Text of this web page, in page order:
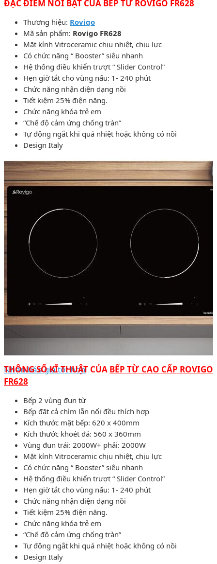
ĐẶC ĐIỂM NỔI BẬT CỦA BẾP TỪ ROVIGO FR628
Thương hiệu: Rovigo
Mã sản phẩm: Rovigo FR628
Mặt kính Vitroceramic chịu nhiệt, chịu lực
Có chức năng “ Booster” siêu nhanh
Hệ thống điều khiển trượt “ Slider Control”
Hẹn giờ tắt cho vùng nấu: 1- 240 phút
Chức năng nhận diện dạng nồi
Tiết kiệm 25% điện năng.
Chức năng khóa trẻ em
“Chế độ cảm ứng chống tràn”
Tự động ngắt khi quá nhiệt hoặc không có nồi
Design Italy
Nhận báo giá tốt hơn
THÔNG SỐ KĨ THUẬT CỦA BẾP TỪ CAO CẤP ROVIGO
FR628
Bếp 2 vùng đun từ
Bếp đặt cả chìm lẫn nổi đều thích hợp
Kích thước mặt bếp: 620 x 400mm
Kích thước khoét đá: 560 x 360mm
Vùng đun trái: 2000W+ phải: 2000W
Mặt kính Vitroceramic chịu nhiệt, chịu lực
Có chức năng “ Booster” siêu nhanh
Hệ thống điều khiển trượt “ Slider Control”
Hẹn giờ tắt cho vùng nấu: 1- 240 phút
Chức năng nhận diện dạng nồi
Tiết kiệm 25% điện năng.
Chức năng khóa trẻ em
“Chế độ cảm ứng chống tràn”
Tự động ngắt khi quá nhiệt hoặc không có nồi
Design Italy